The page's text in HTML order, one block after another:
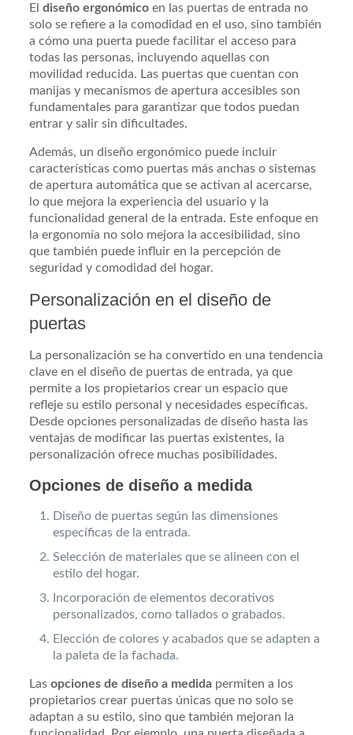
Eldiseño ergonómico en las puertas de entrada no
solo se refiere a la comodidad en el uso, sino también
a cómo una puerta puede facilitar el acceso para
todas las personas, incluyendo aquellas con
movilidad reducida. Las puertas que cuentan con
manijas y mecanismos de apertura accesibles son
fundamentales para garantizar que todos puedan
entrar y salir sin dificultades.
Además, un diseño ergonómico puede incluir
características como puertas más anchas o sistemas
de apertura automática que se activan al acercarse,
lo que mejora la experiencia del usuario y la
funcionalidad general de la entrada. Este enfoque en
la ergonomía no solo mejora la accesibilidad, sino
que también puede influir en la percepción de
seguridad y comodidad del hogar.
Personalización en el diseño de
puertas
La personalización se ha convertido en una tendencia
clave en el diseño de puertas de entrada, ya que
permite a los propietarios crear un espacio que
refleje su estilo personal y necesidades específicas.
Desde opciones personalizadas de diseño hasta las
ventajas de modificar las puertas existentes, la
personalización ofrece muchas posibilidades.
Opciones de diseño a medida
Diseño de puertas según las dimensiones
específicas de la entrada.
Selección de materiales que se alineen con el
estilo del hogar.
Incorporación de elementos decorativos
personalizados, como tallados o grabados.
Elección de colores y acabados que se adapten a
la paleta de la fachada.
Lasopciones de diseño a medida permiten a los
propietarios crear puertas únicas que no solo se
adaptan a su estilo, sino que también mejoran la